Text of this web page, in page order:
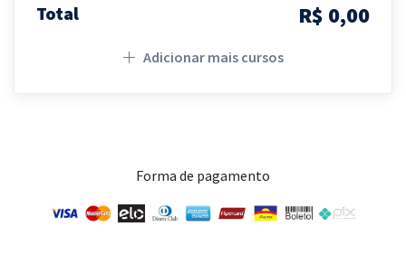
Total R$ 0,00
Adicionar mais cursos
Forma de pagamento